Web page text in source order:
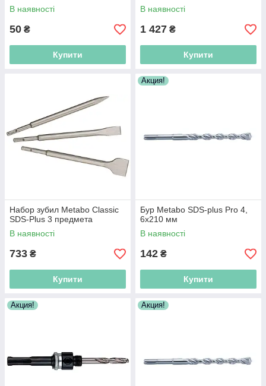
В наявності
50 ₴
Купити
В наявності
1 427 ₴
Купити
Набор зубил Metabo Classic
SDS-Plus 3 предмета
В наявності
733 ₴
Купити
Акция!
Бур Metabo SDS-plus Pro 4,
6х210 мм
В наявності
142 ₴
Купити
Акция! Акция!